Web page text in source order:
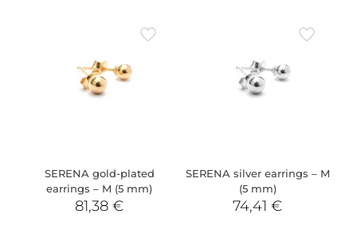
SERENA gold-plated
earrings – M (5 mm)
81,38€
SERENA silver earrings – M
(5 mm)
74,41€